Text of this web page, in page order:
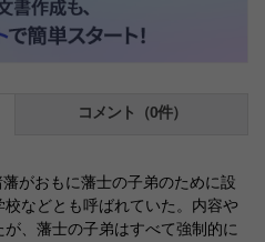
コメント（0件）
がおもに藩士の子弟のために設
などとも呼ばれていた。内容や
、藩士の子弟はすべて強制的に